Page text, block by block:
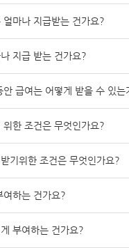
마나 지급받는 건가요?
지급 받는 건가요?
안 급여는 어떻게 받을 수 있는
한 조건은 무엇인가요?
기위한 조건은 무엇인가요?
여하는 건가요?
부여하는 건가요?